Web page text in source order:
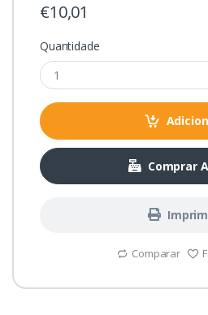
€10,01
Quantidade
Comprar
Comparar